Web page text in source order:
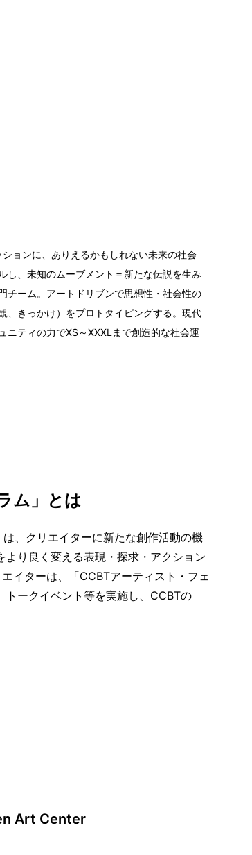
ョンに、ありえるかもしれない未来の社会
し、未知のムーブメント＝新たな伝説を生み
チーム。アートドリブンで思想性・社会性の
、きっかけ）をプロトタイピングする。現代
ニティの力でXS～XXXLまで創造的な社会運
ム」とは
、クリエイターに新たな創作活動の機
り良く変える表現・探求・アクション
イターは、「CCBTアーティスト・フェ
トークイベント等を実施し、CCBTの
Art Center